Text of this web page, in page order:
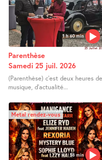
1 h 60 min
25 Juillet
Parenthèse
Samedi 25 juil. 2026
(Parenthèse) c’est deux heures de
musique, d’actualité...
58 min
Metal rendez-vous